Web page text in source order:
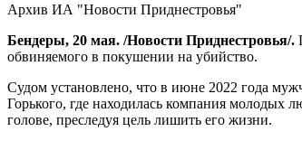
Архив ИА "Новости Приднестровья"
Бендеры, 20 мая. /Новости Приднестровья/.
обвиняемого в покушении на убийство.
Судом установлено, что в июне 2022 года
Горького, где находилась компания молодых
голове, преследуя цель лишить его жизни.